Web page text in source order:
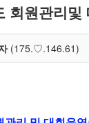
회원관리및
(175.♡.146.61)